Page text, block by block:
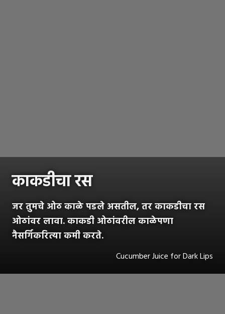
काकडीचा रस
जर तुमचे ओठ काळे पडले असतील, तर काकडीचा रस
ओठांवर लावा. काकडी ओठांवरील काळेपणा
नैसर्गिकरित्या कमी करते.
Cucumber Juice for Dark Lips